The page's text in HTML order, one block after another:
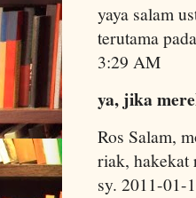
yaya salam
terutama
3:29 AM
ya, jika
Ros Salam,
riak, hakekat
sy. 2011-01-